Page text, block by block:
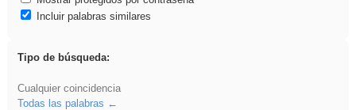
Incluir palabras similares
Tipo de búsqueda:
Cualquier coincidencia
Todas las palabras